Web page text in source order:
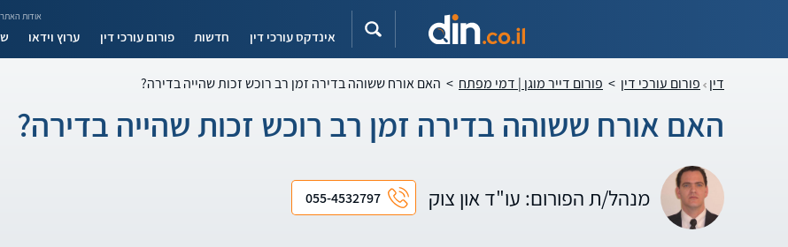
אודות האתר
אינדקס עורכי דין חדשות פורום עורכי דין ערוץ וידאו
דין פורום עורכי דין > פורום דייר מוגן | דמי מפתח > האם אורח ששוהה בדירה זמן רב רוכש זכות שהייה בדירה?
האם אורח ששוהה בדירה זמן רב רוכש זכות שהייה בדירה?
מנהל/ת הפורום: עו"ד און צוק 055-4532797